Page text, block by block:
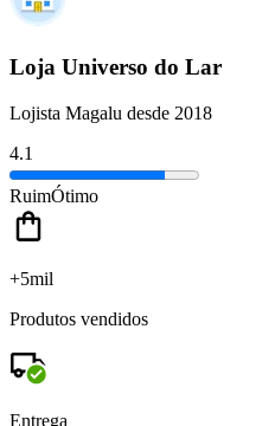
Loja Universo do Lar
Lojista Magalu desde 2018
4.1
RuimÓtimo
+5mil
Produtos vendidos
Entrega